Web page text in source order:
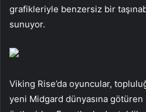
grafikleriyle benzersiz bir
sunuyor.
Viking Rise’da oyuncular,
yeni Midgard dünyasına